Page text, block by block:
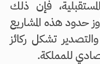
فإن ذلك
حدود هذه المشاريع
والتصدير تشكل ركائز
للمملكة.